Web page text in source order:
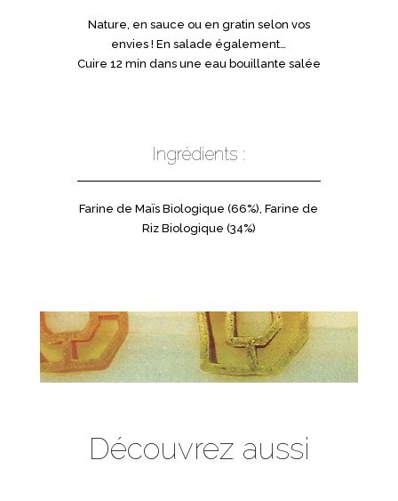
Nature, en sauce ou en gratin selon vos
envies ! En salade également…
Cuire 12 min dans une eau bouillante salée
Ingrédients :
Farine de Maïs Biologique (66%), Farine de
Riz Biologique (34%)
Découvrez aussi